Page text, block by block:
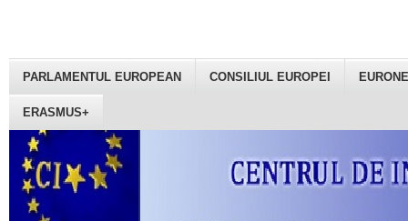
PARLAMENTUL EUROPEAN CONSILIUL EUROPEI
ERASMUS+